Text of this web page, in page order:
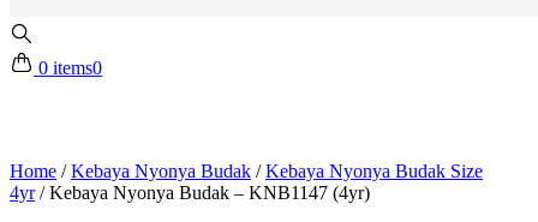
0 items0
Home /Kebaya Nyonya Budak /Kebaya Nyonya Budak Size
4yr/Kebaya Nyonya Budak – KNB1147 (4yr)